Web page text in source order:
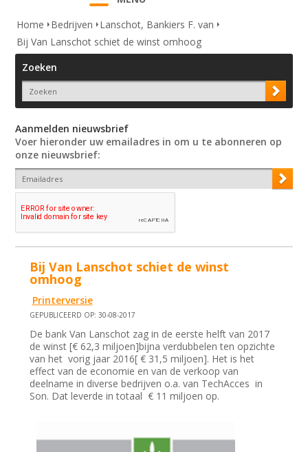
Home
Bedrijven
Lanschot, Bankiers F. van
Bij Van Lanschot schiet de winst omhoog
Zoeken
Aanmelden nieuwsbrief
Voer hieronder uw emailadres in om u te abonneren op
onze nieuwsbrief:
Bij Van Lanschot schiet de winst
omhoog
Printerversie
GEPUBLICEERD OP: 30-08-2017
De bank Van Lanschot zag in de eerste helft van 2017
de winst [€ 62,3 miljoen]bijna verdubbelen ten opzichte
van het vorig jaar 2016[ € 31,5 miljoen]. Het is het
effect van de economie en van de verkoop van
deelname in diverse bedrijven o.a. van TechAcces in
Son. Dat leverde in totaal € 11 miljoen op.